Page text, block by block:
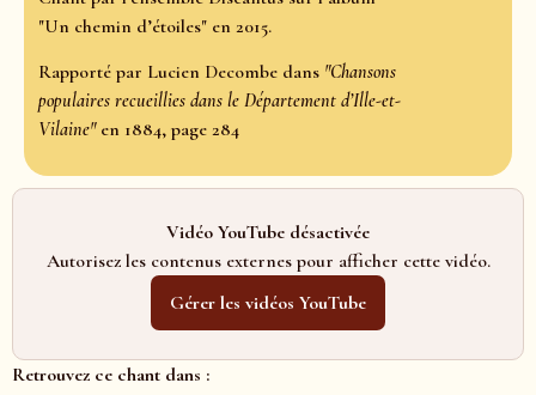
"Un chemin d’étoiles" en 2015.
Rapporté par Lucien Decombe dans "Chansons
populaires recueillies dans le Département d’Ille-et-
Vilaine"en 1884, page 284
Vidéo YouTube désactivée
Autorisez les contenus externes pour afficher cette vidéo.
Gérer les vidéos YouTube
Retrouvez ce chant dans :